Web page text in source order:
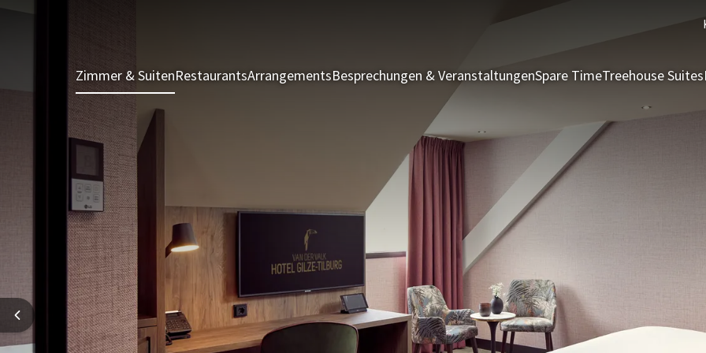
Zimmer & SuitenRestaurantsArrangementsBesprechungen & VeranstaltungenSpare TimeTreehouse Suites